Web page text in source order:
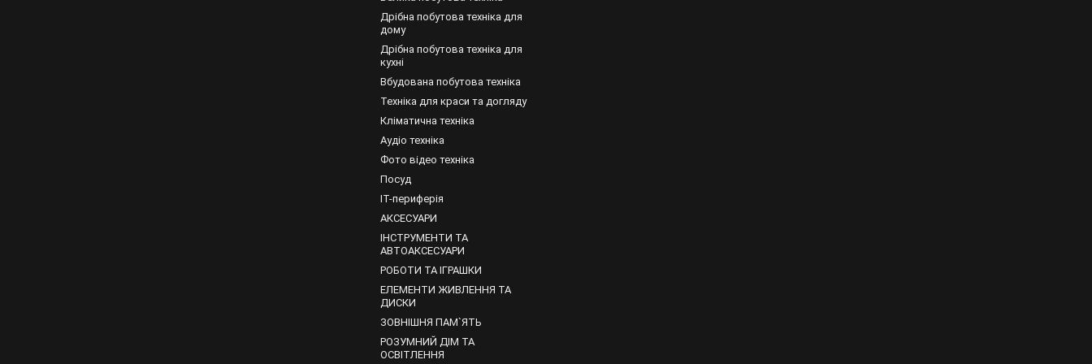
створення м'якого і приємного освітлення, не заважає міцному здоровому сну дітей;
невеликі розміри та компактність, що спрощує установку виробу;
гарне оформлення (мультиплікаційні і казкові герої, незвичайні персонажі, улюблені тварини чи предмети-іграшки).
Такі нічні лампи органічно вписуються в будь-який інтер'єр дитячої кімнати. Також вони допомагають батькам стежити за сном малюка, переодягати,
годувати його і давати ліки без необхідності включення світла. Тому дитячий сон з такими світильниками буде комфортним, спокійним, здоровим і
У нашому інтернет-магазині можна придбати дитячі іграшки-нічні лампи від різних брендів. Можна вибрати класичні моделі або варіанти з додатковими
функціями: відеоняня, будильник, датчики руху та інше. Тут покупці знайдуть нічні лампи на будь-який смак.
Дрібна побутова техніка для
дому
Дрібна побутова техніка для
кухні
Вбудована побутова техніка
Техніка для краси та догляду
Кліматична техніка
Аудіо техніка
Фото відео техніка
Посуд
IT-периферія
АКСЕСУАРИ
ІНСТРУМЕНТИ ТА
АВТОАКСЕСУАРИ
РОБОТИ ТА ІГРАШКИ
ЕЛЕМЕНТИ ЖИВЛЕННЯ ТА
ДИСКИ
ЗОВНІШНЯ ПАМ`ЯТЬ
РОЗУМНИЙ ДІМ ТА
ОСВІТЛЕННЯ